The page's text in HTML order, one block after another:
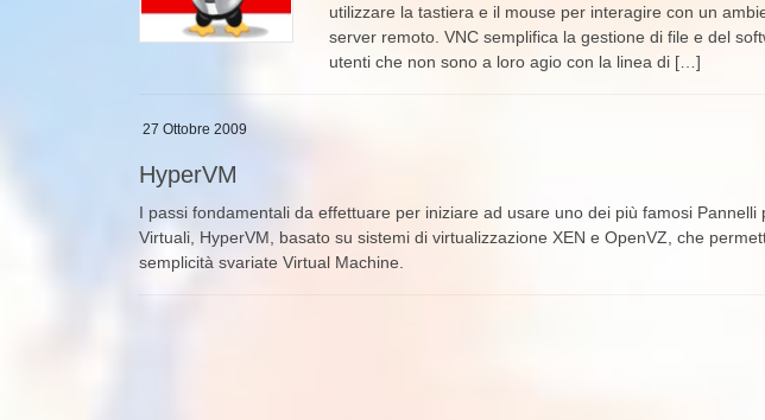
utilizzare la tastiera e il mouse per interagire con un
server remoto. VNC semplifica la gestione di file e del
utenti che non sono a loro agio con la linea di […]
27 Ottobre 2009
HyperVM
I passi fondamentali da effettuare per iniziare ad usare uno dei più famosi Pannelli
Virtuali, HyperVM, basato su sistemi di virtualizzazione XEN e OpenVZ, che
semplicità svariate Virtual Machine.